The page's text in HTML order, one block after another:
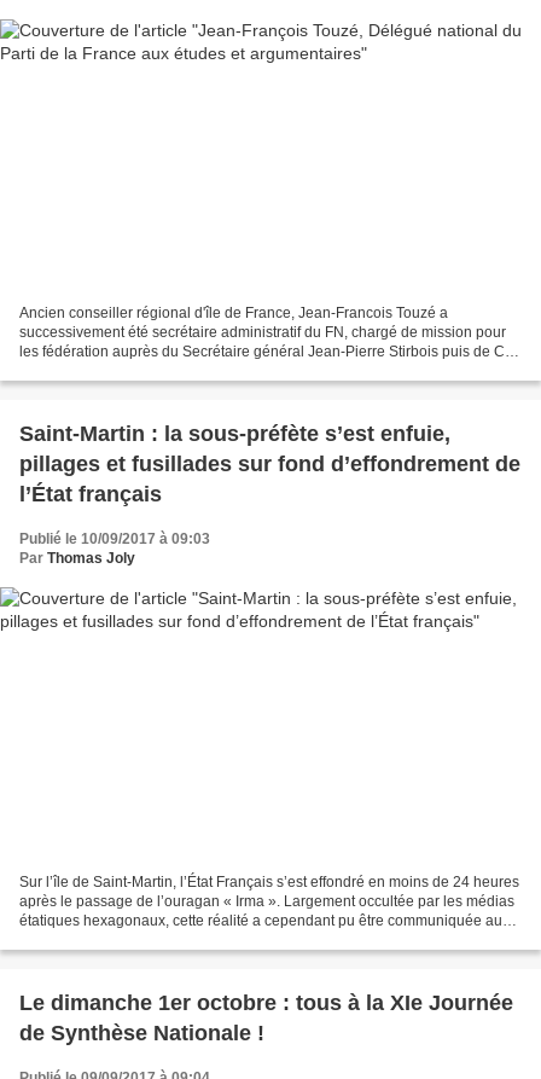
Ancien conseiller régional d'île de France, Jean-Francois Touzé a
successivement été secrétaire administratif du FN, chargé de mission pour
les fédération auprès du Secrétaire général Jean-Pierre Stirbois puis de Carl
Saint-Martin : la sous-préfète s’est enfuie,
pillages et fusillades sur fond d’effondrement de
l’État français
Publié le 10/09/2017 à 09:03
Par Thomas Joly
Sur l’île de Saint-Martin, l’État Français s’est effondré en moins de 24 heures
après le passage de l’ouragan « Irma ». Largement occultée par les médias
étatiques hexagonaux, cette réalité a cependant pu être communiquée au
Le dimanche 1er octobre : tous à la XIe Journée
de Synthèse Nationale !